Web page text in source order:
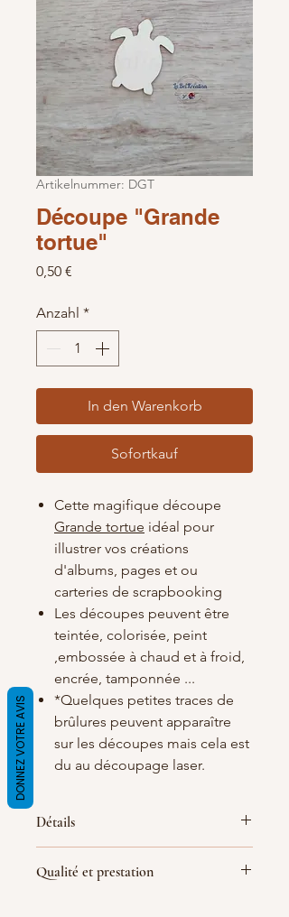
Artikelnummer: DGT
Découpe "Grande
tortue"
0,50 €
Anzahl *
In den Warenkorb
Sofortkauf
Cette magifique découpe
Grande tortue idéal pour
illustrer vos créations
d'albums, pages et ou
carteries de scrapbooking
Les découpes peuvent être
teintée, colorisée, peint
,embossée à chaud et à froid,
encrée, tamponnée ...
*Quelques petites traces de
brûlures peuvent apparaître
sur les découpes mais cela est
du au découpage laser.
Détails
1.5 d'épaisseur
Qualité et prestation
DONNEZ VOTRE AVIS